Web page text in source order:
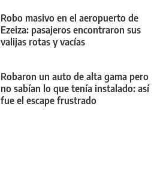
Robo masivo en el aeropuerto de
Ezeiza: pasajeros encontraron sus
valijas rotas y vacías
Robaron un auto de alta gama pero
no sabían lo que tenía instalado: así
fue el escape frustrado